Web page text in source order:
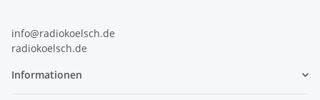
info@radiokoelsch.de
radiokoelsch.de
Informationen